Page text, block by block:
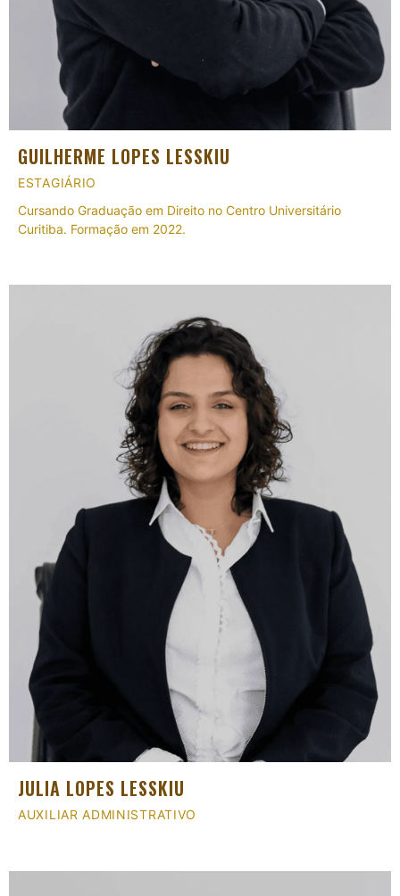
GUILHERME LOPES LESSKIU
ESTAGIÁRIO
Cursando Graduação em Direito no Centro Universitário
Curitiba. Formação em 2022.
JULIA LOPES LESSKIU
AUXILIAR ADMINISTRATIVO